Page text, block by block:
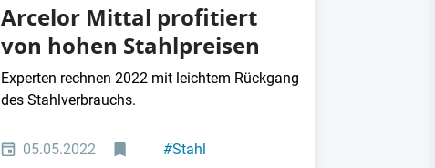
Arcelor Mittal profitiert
von hohen Stahlpreisen
Experten rechnen 2022 mit leichtem Rückgang
des Stahlverbrauchs.
05.05.2022 #Stahl